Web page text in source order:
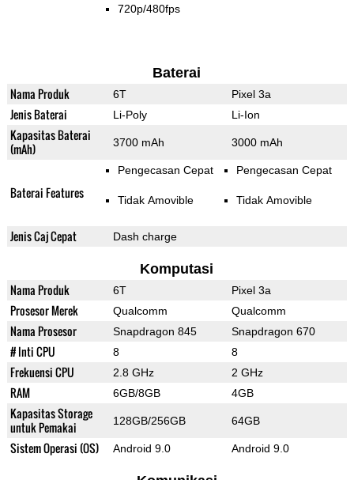
720p/480fps
Baterai
Nama Produk 6T Pixel 3a
Jenis Baterai Li-Poly Li-Ion
Kapasitas Baterai
(mAh)
3700 mAh 3000 mAh
Baterai Features
Pengecasan Cepat
Tidak Amovible
Pengecasan Cepat
Tidak Amovible
Jenis Caj Cepat Dash charge
Komputasi
Nama Produk 6T Pixel 3a
Prosesor Merek Qualcomm Qualcomm
Nama Prosesor Snapdragon 845 Snapdragon 670
# Inti CPU 8 8
Frekuensi CPU 2.8 GHz 2 GHz
RAM 6GB/8GB 4GB
Kapasitas Storage
untuk Pemakai
128GB/256GB 64GB
Sistem Operasi (OS) Android 9.0 Android 9.0